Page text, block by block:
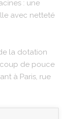
: une
avec netteté
la dotation
coup de pouce
à Paris, rue